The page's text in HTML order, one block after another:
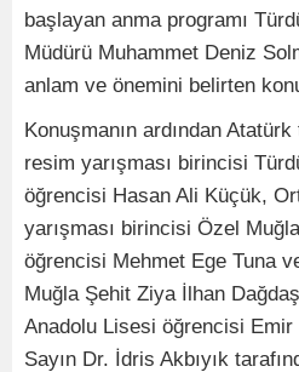
başlayan anma programı
Müdürü Muhammet Deniz
anlam ve önemini belirten
Konuşmanın ardından
resim yarışması birincisi
öğrencisi Hasan Ali Küçük,
yarışması birincisi Özel
öğrencisi Mehmet Ege Tuna
Muğla Şehit Ziya İlhan
Anadolu Lisesi öğrencisi Emir
Sayın Dr. İdris Akbıyık